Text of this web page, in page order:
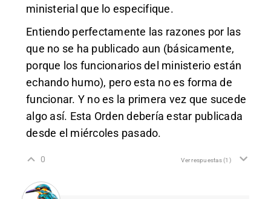
ministerial que lo especifique.
Entiendo perfectamente las razones por las
que no se ha publicado aun (básicamente,
porque los funcionarios del ministerio están
echando humo), pero esta no es forma de
funcionar. Y no es la primera vez que sucede
algo así. Esta Orden debería estar publicada
desde el miércoles pasado.
0 Ver respuestas(1)